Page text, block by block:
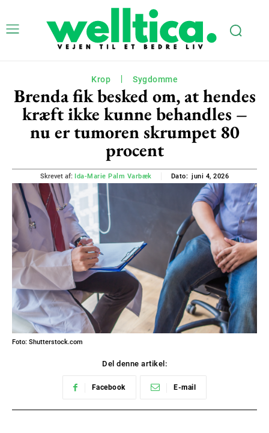
Krop Sygdomme
Brenda fik besked om, at hendes
kræft ikke kunne behandles –
nu er tumoren skrumpet 80
procent
Skrevet af: Ida-Marie Palm Varbæk Dato: juni 4, 2026
Foto: Shutterstock.com
Del denne artikel:
Facebook E-mail